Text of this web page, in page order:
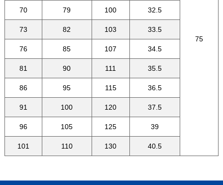
75
70 79 100 32.5
73 82 103 33.5
76 85 107 34.5
81 90 111 35.5
86 95 115 36.5
91 100 120 37.5
96 105 125 39
101 110 130 40.5